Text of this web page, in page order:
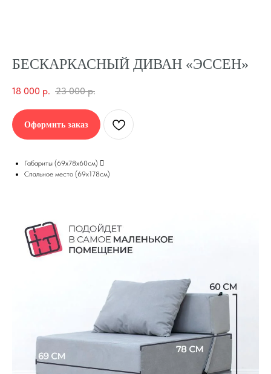
БЕСКАРКАСНЫЙ ДИВАН «ЭССЕН»
18 000 р. 23 000 р.
Оформить заказ
Габариты (69х78х60см) 
Спальное место (69х178см)